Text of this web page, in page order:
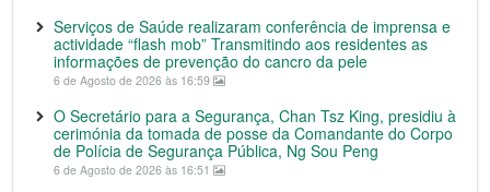
Serviços de Saúde realizaram conferência de imprensa e
actividade “flash mob” Transmitindo aos residentes as
informações de prevenção do cancro da pele
6 de Agosto de 2026 às 16:59
O Secretário para a Segurança, Chan Tsz King, presidiu à
cerimónia da tomada de posse da Comandante do Corpo
de Polícia de Segurança Pública, Ng Sou Peng
6 de Agosto de 2026 às 16:51